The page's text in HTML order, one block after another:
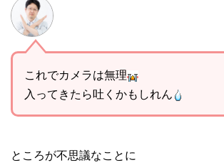
これでカメラは無理
入ってきたら吐くかもしれん
ところが不思議なことに